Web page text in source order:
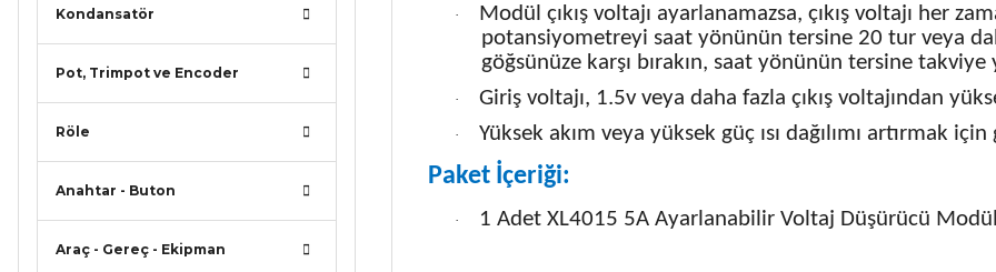
Kondansatör
Pot, Trimpot ve Encoder
Röle
Anahtar - Buton
Araç - Gereç - Ekipman
·
Modül çıkış voltajı ayarlanamazsa, çıkış voltajı her
potansiyometreyi saat yönünün tersine 20 tur veya
göğsünüze karşı bırakın, saat yönünün tersine takviye
· Giriş voltajı, 1.5v veya daha fazla çıkış voltajından
· Yüksek akım veya yüksek güç ısı dağılımı artırmak
Paket İçeriği:
· 1 Adet XL4015 5A Ayarlanabilir Voltaj Düşürücü Modül